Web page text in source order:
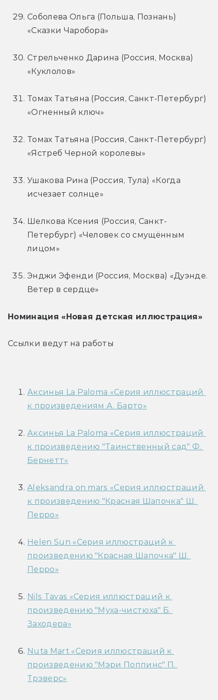
Соболева Ольга (Польша, Познань)
«Сказки Чаробора»
Стрельченко Дарина (Россия, Москва)
«Куклолов»
Томах Татьяна (Россия, Санкт-Петербург)
«Огненный ключ»
Томах Татьяна (Россия, Санкт-Петербург)
«Ястреб Черной королевы»
Ушакова Рина (Россия, Тула) «Когда
исчезает солнце»
Шелкова Ксения (Россия, Санкт-
Петербург) «Человек со смущённым
лицом»
Энджи Эфенди (Россия, Москва) «Дуэнде.
Ветер в сердце»
Номинация «Новая детская иллюстрация»
Ссылки ведут на работы
Аксинья La Paloma «Серия иллюстраций
к произведениям А. Барто»
Аксинья La Paloma «Серия иллюстраций
к произведению "Таинственный сад" Ф.
Бернетт»
Aleksandra on mars «Серия иллюстраций
к произведению "Красная Шапочка" Ш.
Перро»
Helen Sun «Серия иллюстраций к
произведению "Красная Шапочка" Ш.
Перро»
Nils Tavas «Серия иллюстраций к
произведению "Муха-чистюха" Б.
Заходера»
Nuta Mart «Серия иллюстраций к
произведению "Мэри Поппинс" П.
Трэверс»